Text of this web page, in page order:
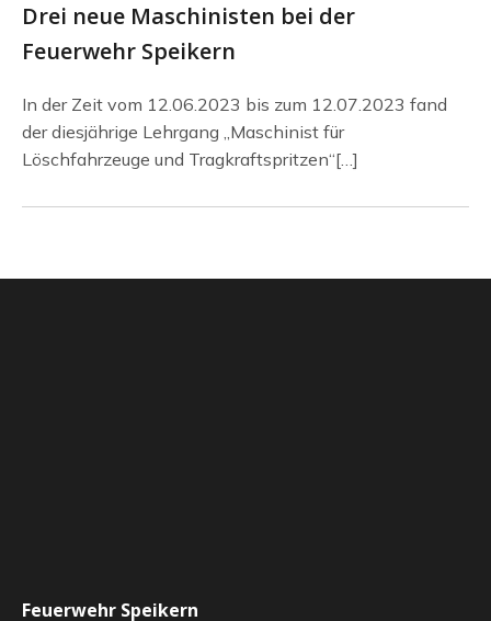
Drei neue Maschinisten bei der
Feuerwehr Speikern
In der Zeit vom 12.06.2023 bis zum 12.07.2023 fand
der diesjährige Lehrgang „Maschinist für
Löschfahrzeuge und Tragkraftspritzen“[…]
Feuerwehr Speikern